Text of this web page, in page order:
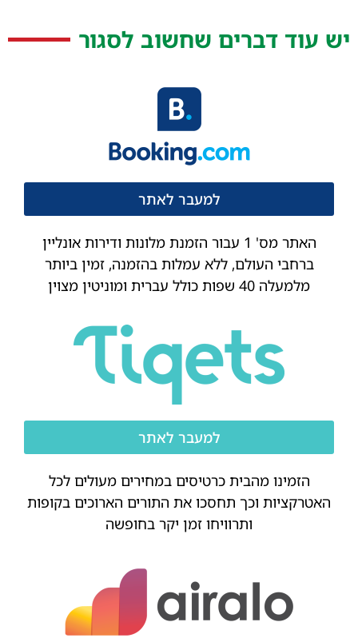
יש עוד דברים שחשוב לסגור
למעבר לאתר
האתר מס' 1 עבור הזמנת מלונות ודירות אונליין
ברחבי העולם, ללא עמלות בהזמנה, זמין ביותר
מלמעלה 40 שפות כולל עברית ומוניטין מצוין
למעבר לאתר
הזמינו מהבית כרטיסים במחירים מעולים לכל
האטרקציות וכך תחסכו את התורים הארוכים בקופות
ותרוויחו זמן יקר בחופשה